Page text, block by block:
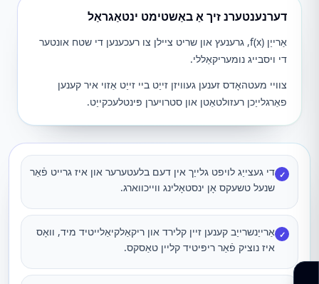
דערנענטערנ זיך אַ באַשטימט ינטאַגראַל
אַרייַן f(x), גרענעץ און שריט ציילן צו רעכענען די שטח אונטער
די ויסבייג נומעריקאַללי.
צוויי מעטהאָדס זענען געוויזן זייַט ביי זייַט אַזוי איר קענען
פאַרגלייַכן רעזולטאַטן און סטרויערן פּינטלעכקייַט.
✓ די געצייַג לויפט גלייַך אין דעם בלעטערער און איז גרייט פֿאַר
שנעל טשעקס אָן ינסטאָלינג ווייכווארג.
✓ אַרייַנשרייַב קענען זיין קלירד און ריקאַלקיאַלייטיד מיד, וואָס
איז נוציק פֿאַר ריפּיטיד קליין טאַסקס.